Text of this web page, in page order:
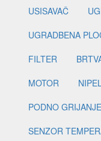
USISAVAČ
UGRADBENA
FILTER
MOTOR
PODNO GRIJANJE
SENZOR